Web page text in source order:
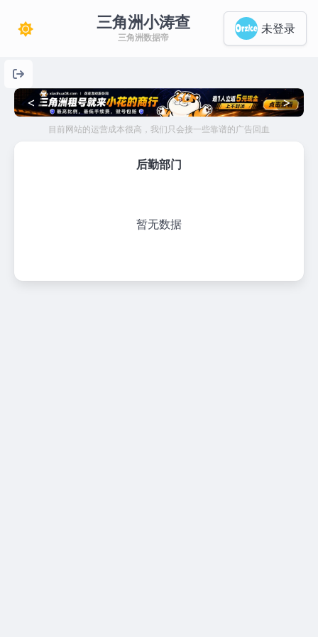
三角洲小涛查
三角洲数据帝
未登录
< >
目前网站的运营成本很高，我们只会接一些靠谱的广告回血
后勤部门
暂无数据